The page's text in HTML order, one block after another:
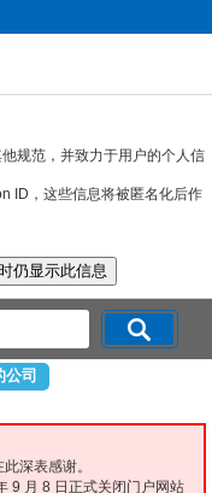
规范，并致力于用户的个人信
ID，这些信息将被匿名化后作
司
深表感谢。
9 月 8 日正式关闭门户网站